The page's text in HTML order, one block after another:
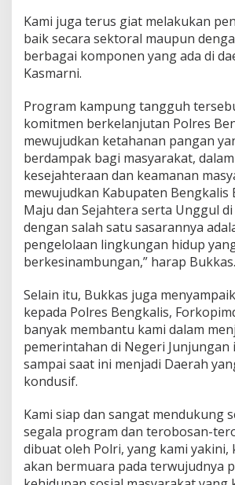
l
r
e
n
g
k
a
l
i
s
Kami juga terus giat melakukan
baik secara sektoral maupun
berbagai komponen yang ada di
Kasmarni.
Program kampung tangguh
komitmen berkelanjutan Polres
mewujudkan ketahanan pangan
berdampak bagi masyarakat,
kesejahteraan dan keamanan
mewujudkan Kabupaten Bengkalis
Maju dan Sejahtera serta Unggul
dengan salah satu sasarannya
pengelolaan lingkungan hidup
berkesinambungan,” harap Bukkas.
Selain itu, Bukkas juga
kepada Polres Bengkalis,
banyak membantu kami dalam
pemerintahan di Negeri Junjungan
sampai saat ini menjadi Daerah
kondusif.
Kami siap dan sangat mendukung
segala program dan terobosan-
dibuat oleh Polri, yang kami yakini,
akan bermuara pada terwujudnya